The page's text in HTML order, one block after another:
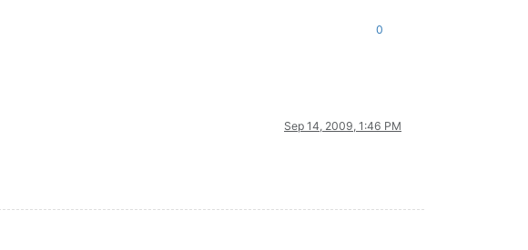
0
Sep 14, 2009, 1:46 PM